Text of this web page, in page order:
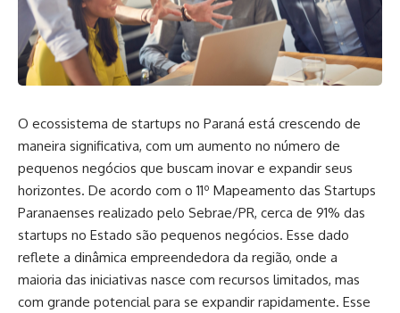
O ecossistema de startups no Paraná está crescendo de
maneira significativa, com um aumento no número de
pequenos negócios que buscam inovar e expandir seus
horizontes. De acordo com o 11º Mapeamento das Startups
Paranaenses realizado pelo Sebrae/PR, cerca de 91% das
startups no Estado são pequenos negócios. Esse dado
reflete a dinâmica empreendedora da região, onde a
maioria das iniciativas nasce com recursos limitados, mas
com grande potencial para se expandir rapidamente. Esse